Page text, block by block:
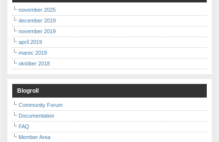
november 2025
december 2019
november 2019
apríl 2019
marec 2019
október 2018
Blogroll
Community Forum
Documentation
FAQ
Member Area